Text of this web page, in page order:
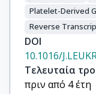
Platelet-Derived
Reverse
DOI
10.1016/
Τελευταία
πριν από 4 έτη